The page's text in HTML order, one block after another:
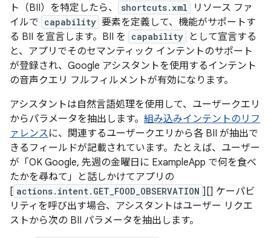
ト（BII）を特定したら、
shortcuts.xml
リソース ファ
イルで capability 要素を定義して、機能がサポートす
る BII を宣言します。BII を
capability
として宣言する
と、アプリでそのセマンティック インテントのサポート
が登録され、Google アシスタントを使用するインテント
の音声クエリ フルフィルメントが有効になります。
アシスタントは自然言語処理を使用して、ユーザークエリ
からパラメータを抽出します。 組み込みインテントのリフ
ァレンスに、関連するユーザークエリから各 BII が抽出で
きるフィールドが記載されています。たとえば、ユーザー
が「OK Google, 先週の金曜日に ExampleApp で何を食べ
たかを尋ねて」
と話しかけてアプリの
[ actions.intent.GET_FOOD_OBSERVATION ][] ケーパビ
リティを呼び出す場合、アシスタントはユーザー リクエ
ストから次の BII パラメータを抽出します。